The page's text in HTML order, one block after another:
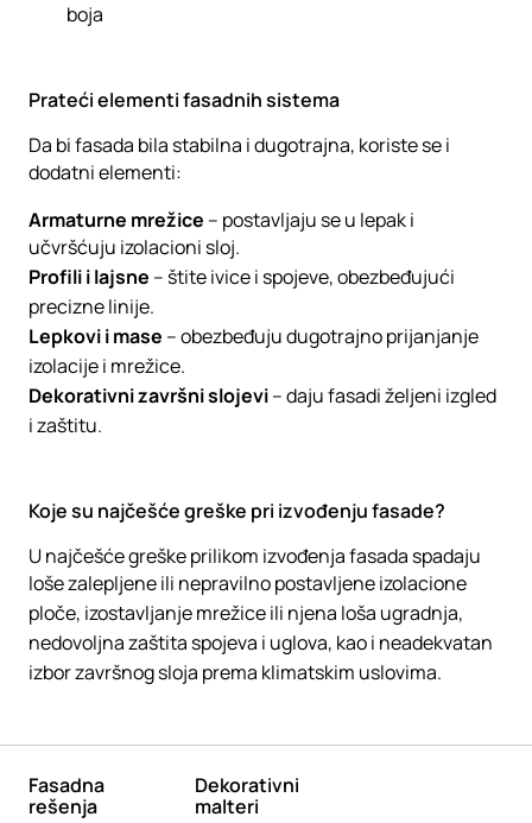
boja
Prateći elementi fasadnih sistema
Da bi fasada bila stabilna i dugotrajna, koriste se i
dodatni elementi:
Armaturne mrežice – postavljaju se u lepak i
učvršćuju izolacioni sloj.
Profili i lajsne – štite ivice i spojeve, obezbeđujući
precizne linije.
Lepkovi i mase – obezbeđuju dugotrajno prijanjanje
izolacije i mrežice.
Dekorativni završni slojevi– daju fasadi željeni izgled
i zaštitu.
Koje su najčešće greške pri izvođenju fasade?
U najčešće greške prilikom izvođenja fasada spadaju
loše zalepljene ili nepravilno postavljene izolacione
ploče, izostavljanje mrežice ili njena loša ugradnja,
nedovoljna zaštita spojeva i uglova, kao i neadekvatan
izbor završnog sloja prema klimatskim uslovima.
Fasadna
rešenja
Dekorativni
malteri